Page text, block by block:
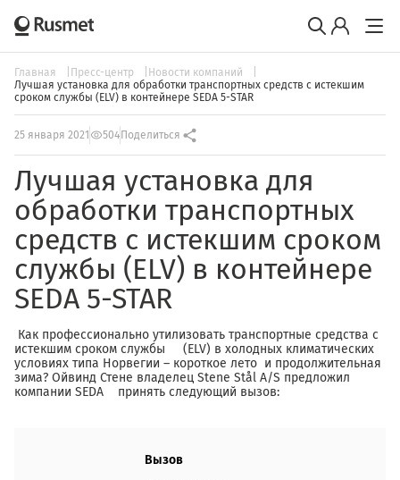
Главная Пресс-центр
Новости компаний
Лучшая установка для обработки транспортных средств с истекшим
сроком службы (ELV) в контейнере SEDA 5-STAR
25 января 2021 504 Поделиться
Лучшая установка для
обработки транспортных
средств с истекшим сроком
службы (ELV) в контейнере
SEDA 5-STAR
Как профессионально утилизовать транспортные средства с
истекшим сроком службы (ELV) в холодных климатических
условиях типа Норвегии – короткое лето и продолжительная
зима? Ойвинд Стене владелец Stene Stål A/S предложил
компании SEDA принять следующий вызов:
Вызов